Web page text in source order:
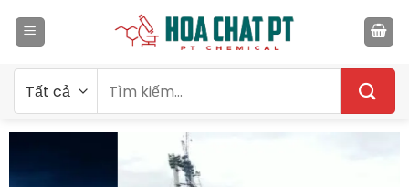
qua
kiếm: